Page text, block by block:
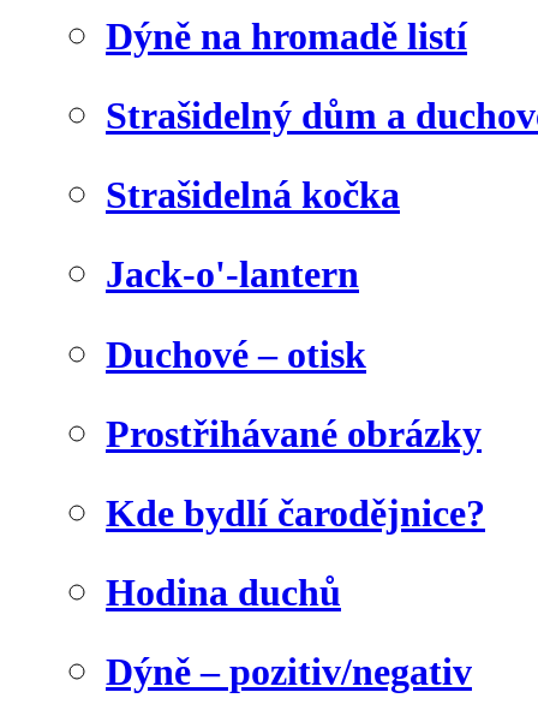
Dýně na hromadě listí
Strašidelný dům a
Strašidelná kočka
Jack-o'-lantern
Duchové – otisk
Prostřihávané obrázky
Kde bydlí čarodějnice?
Hodina duchů
Dýně – pozitiv/negativ